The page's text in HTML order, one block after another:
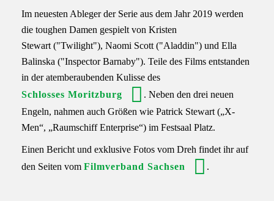
Im neuesten Ableger der Serie aus dem Jahr 2019 werden
die toughen Damen gespielt von Kristen
Stewart ("Twilight"), Naomi Scott ("Aladdin") und Ella
Balinska ("Inspector Barnaby"). Teile des Films entstanden
in der atemberaubenden Kulisse des
Schlosses Moritzburg
. Neben den drei neuen
Engeln, nahmen auch Größen wie Patrick Stewart („X-
Men“, „Raumschiff Enterprise“) im Festsaal Platz.
Einen Bericht und exklusive Fotos vom Dreh findet ihr auf
den Seiten vom Filmverband Sachsen .